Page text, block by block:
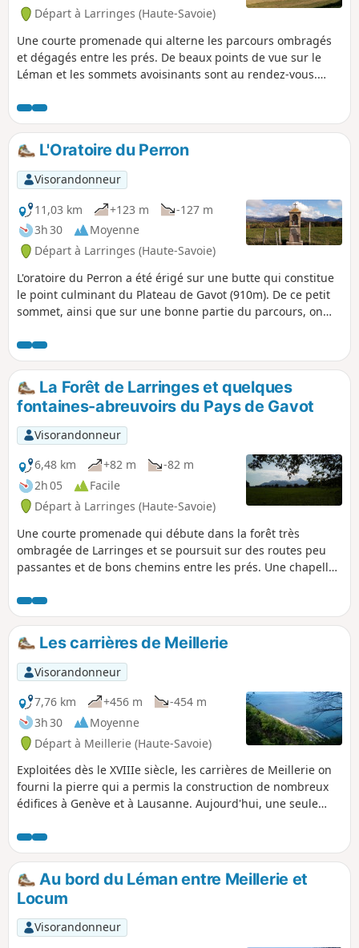
Départ à Larringes (Haute-Savoie)
Une courte promenade qui alterne les parcours ombragés
et dégagés entre les prés. De beaux points de vue sur le
Léman et les sommets avoisinants sont au rendez-vous.
découvre une pierre à cupules et une petite chapelle.
L'Oratoire du Perron
Visorandonneur
11,03 km
+123 m
-127 m
3h 30
Moyenne
Départ à Larringes (Haute-Savoie)
L'oratoire du Perron a été érigé sur une butte qui constitue
le point culminant du Plateau de Gavot (910m). De ce petit
sommet, ainsi que sur une bonne partie du parcours, on
septentrionaux du Chablais (Mémises, Borée, Oche, Ouzon,
Billiat). Une randonnée familiale, qui emprunte des
chemins ou des petites routes très peu passantes.
La Forêt de Larringes et quelques
fontaines-abreuvoirs du Pays de Gavot
Visorandonneur
6,48 km
+82 m
-82 m
2h 05
Facile
Départ à Larringes (Haute-Savoie)
Une courte promenade qui débute dans la forêt très
ombragée de Larringes et se poursuit sur des routes peu
passantes et de bons chemins entre les prés. Une chapelle,
beaux points de vue sur le Léman et les sommets
avoisinants sont au rendez-vous.
Les carrières de Meillerie
Visorandonneur
7,76 km
+456 m
-454 m
3h 30
Moyenne
Départ à Meillerie (Haute-Savoie)
Exploitées dès le XVIIIe siècle, les carrières de Meillerie on
fourni la pierre qui a permis la construction de nombreux
édifices à Genève et à Lausanne. Aujourd'hui, une seule
public. Cette randonnée, qui nécessite d'avoir le pied sûr,
permet tout d'abord de découvrir deux anciennes carrières,
celles de la Balme et de la Balle, et offre de superbes
panoramas sur le Lac Léman. Le retour s'effectue sur un
sentier en bord de lac.
Au bord du Léman entre Meillerie et
Locum
Visorandonneur